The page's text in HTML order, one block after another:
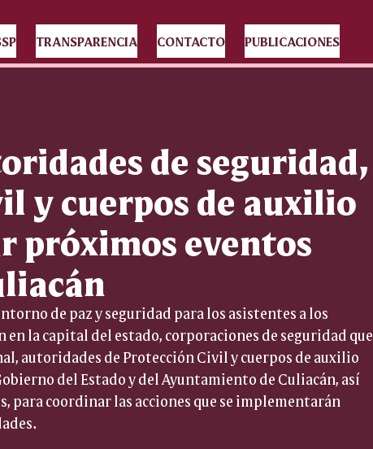
TRANSPARENCIA CONTACTO PUBLICACIONES
de seguridad,
y cuerpos de auxilio
próximos eventos
de paz y seguridad para los asistentes a los
en la capital del estado, corporaciones de seguridad que
autoridades de Protección Civil y cuerpos de auxilio
del Estado y del Ayuntamiento de Culiacán, así
para coordinar las acciones que se implementarán